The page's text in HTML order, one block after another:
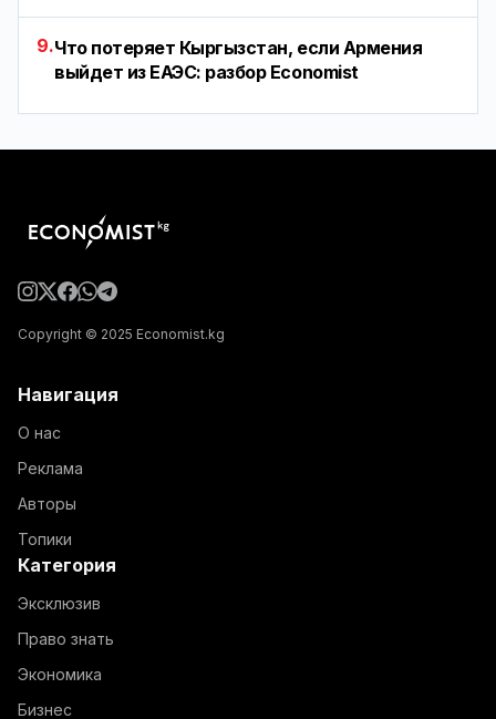
9.Что потеряет Кыргызстан, если Армения
выйдет из ЕАЭС: разбор Economist
Copyright © 2025 Economist.kg
Навигация
О нас
Реклама
Авторы
Топики
Категория
Эксклюзив
Право знать
Экономика
Бизнес